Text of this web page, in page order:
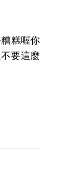
糕喔你
要這麼